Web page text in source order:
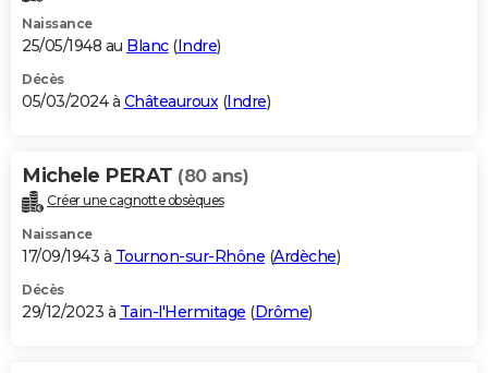
Naissance
25/05/1948 au Blanc(Indre)
Décès
05/03/2024 à Châteauroux(Indre)
Michele PERAT (80 ans)
Créer une cagnotte obsèques
Naissance
17/09/1943 à Tournon-sur-Rhône (Ardèche)
Décès
29/12/2023 à Tain-l'Hermitage (Drôme)